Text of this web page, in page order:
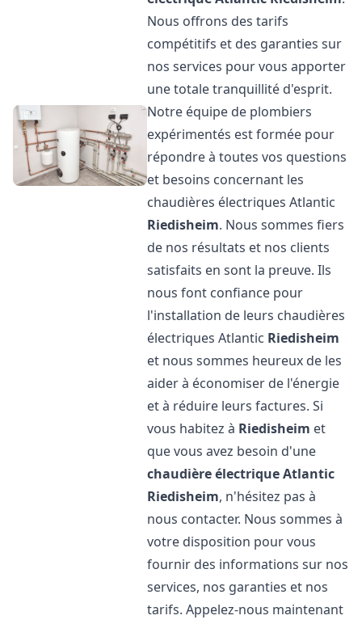
Nous offrons des tarifs
compétitifs et des garanties sur
nos services pour vous apporter
une totale tranquillité d'esprit.
Notre équipe de plombiers
expérimentés est formée pour
répondre à toutes vos questions
et besoins concernant les
chaudières électriques Atlantic
Riedisheim. Nous sommes fiers
de nos résultats et nos clients
satisfaits en sont la preuve. Ils
nous font confiance pour
l'installation de leurs chaudières
électriques Atlantic Riedisheim
et nous sommes heureux de les
aider à économiser de l'énergie
et à réduire leurs factures. Si
vous habitez à Riedisheim et
que vous avez besoin d'une
chaudière électrique Atlantic
Riedisheim, n'hésitez pas à
nous contacter. Nous sommes à
votre disposition pour vous
fournir des informations sur nos
services, nos garanties et nos
tarifs. Appelez-nous maintenant